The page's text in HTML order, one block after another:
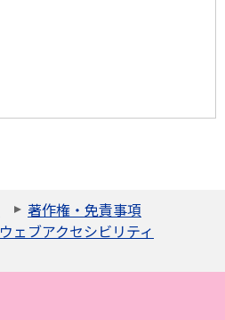
著作権・免責事項
ウェブアクセシビリティ